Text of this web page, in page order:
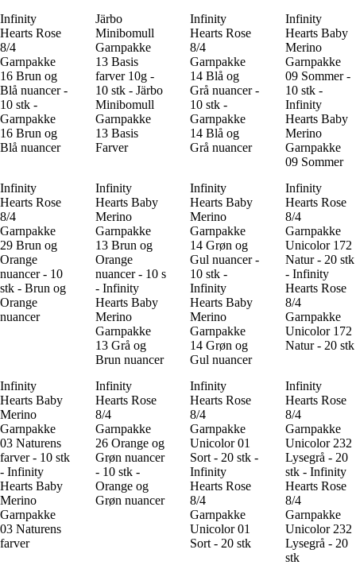
Infinity
Hearts Rose
8/4
Garnpakke
16 Brun og
Blå nuancer -
10 stk -
Garnpakke
16 Brun og
Blå nuancer
Järbo
Minibomull
Garnpakke
13 Basis
farver 10g -
10 stk - Järbo
Minibomull
Garnpakke
13 Basis
Farver
Infinity
Hearts Rose
8/4
Garnpakke
14 Blå og
Grå nuancer -
10 stk -
Garnpakke
14 Blå og
Grå nuancer
Infinity
Hearts Baby
Merino
Garnpakke
09 Sommer -
10 stk -
Infinity
Hearts Baby
Merino
Garnpakke
09 Sommer
Infinity
Hearts Rose
8/4
Garnpakke
29 Brun og
Orange
nuancer - 10
stk - Brun og
Orange
nuancer
Infinity
Hearts Baby
Merino
Garnpakke
13 Brun og
Orange
nuancer - 10 s
- Infinity
Hearts Baby
Merino
Garnpakke
13 Grå og
Brun nuancer
Infinity
Hearts Baby
Merino
Garnpakke
14 Grøn og
Gul nuancer -
10 stk -
Infinity
Hearts Baby
Merino
Garnpakke
14 Grøn og
Gul nuancer
Infinity
Hearts Rose
8/4
Garnpakke
Unicolor 172
Natur - 20 stk
- Infinity
Hearts Rose
8/4
Garnpakke
Unicolor 172
Natur - 20 stk
Infinity
Hearts Baby
Merino
Garnpakke
03 Naturens
farver - 10 stk
- Infinity
Hearts Baby
Merino
Garnpakke
03 Naturens
farver
Infinity
Hearts Rose
8/4
Garnpakke
26 Orange og
Grøn nuancer
- 10 stk -
Orange og
Grøn nuancer
Infinity
Hearts Rose
8/4
Garnpakke
Unicolor 01
Sort - 20 stk -
Infinity
Hearts Rose
8/4
Garnpakke
Unicolor 01
Sort - 20 stk
Infinity
Hearts Rose
8/4
Garnpakke
Unicolor 232
Lysegrå - 20
stk - Infinity
Hearts Rose
8/4
Garnpakke
Unicolor 232
Lysegrå - 20
stk